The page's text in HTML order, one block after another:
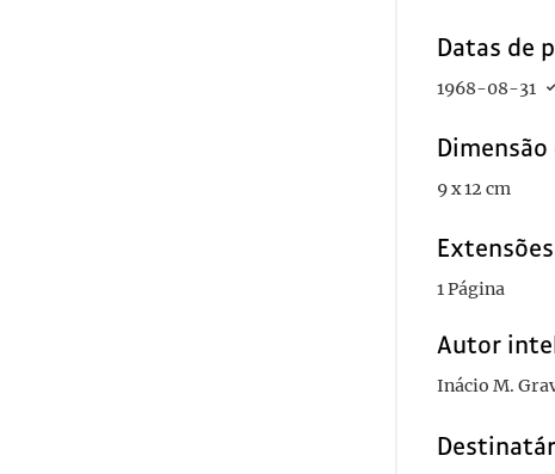
Datas de
1968-08-31
9 x 12 cm
Extensões
1 Página
Autor
Inácio M.